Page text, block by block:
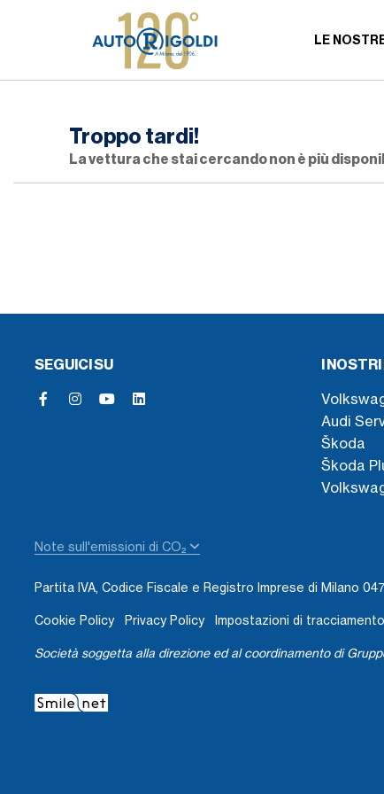
LE
Troppo tardi!
La vettura che stai cercando non è più
SEGUICI SU I
Audi
Škoda
Škoda
Note sull'emissioni di CO₂
Partita IVA, Codice Fiscale e Registro Imprese di Milano
Cookie Policy Privacy Policy Impostazioni di tracciamento
Società soggetta alla direzione ed al coordinamento di